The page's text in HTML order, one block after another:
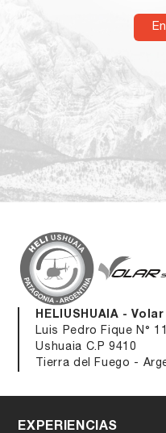
HELIUSHUAIA - Volar
Luis Pedro Fique N°
Ushuaia C.P 9410
Tierra del Fuego -
EXPERIENCIAS